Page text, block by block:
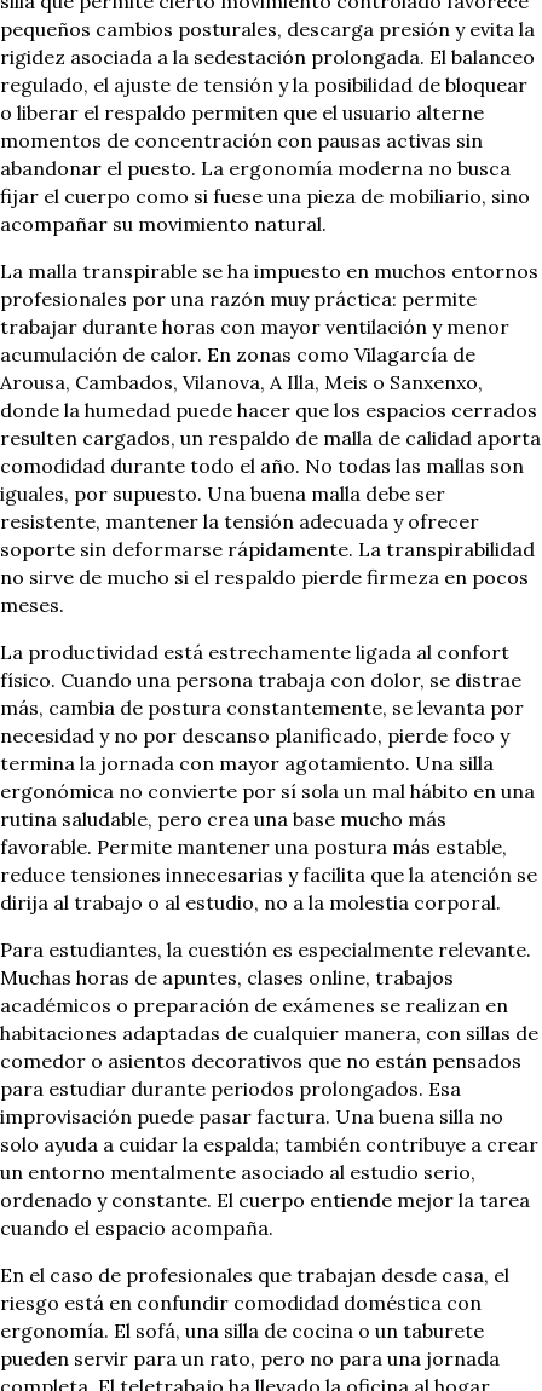
pequeños cambios posturales, descarga presión y evita la
rigidez asociada a la sedestación prolongada. El balanceo
regulado, el ajuste de tensión y la posibilidad de bloquear
o liberar el respaldo permiten que el usuario alterne
momentos de concentración con pausas activas sin
abandonar el puesto. La ergonomía moderna no busca
fijar el cuerpo como si fuese una pieza de mobiliario, sino
acompañar su movimiento natural.
La malla transpirable se ha impuesto en muchos entornos
profesionales por una razón muy práctica: permite
trabajar durante horas con mayor ventilación y menor
acumulación de calor. En zonas como Vilagarcía de
Arousa, Cambados, Vilanova, A Illa, Meis o Sanxenxo,
donde la humedad puede hacer que los espacios cerrados
resulten cargados, un respaldo de malla de calidad aporta
comodidad durante todo el año. No todas las mallas son
iguales, por supuesto. Una buena malla debe ser
resistente, mantener la tensión adecuada y ofrecer
soporte sin deformarse rápidamente. La transpirabilidad
no sirve de mucho si el respaldo pierde firmeza en pocos
meses.
La productividad está estrechamente ligada al confort
físico. Cuando una persona trabaja con dolor, se distrae
más, cambia de postura constantemente, se levanta por
necesidad y no por descanso planificado, pierde foco y
termina la jornada con mayor agotamiento. Una silla
ergonómica no convierte por sí sola un mal hábito en una
rutina saludable, pero crea una base mucho más
favorable. Permite mantener una postura más estable,
reduce tensiones innecesarias y facilita que la atención se
dirija al trabajo o al estudio, no a la molestia corporal.
Para estudiantes, la cuestión es especialmente relevante.
Muchas horas de apuntes, clases online, trabajos
académicos o preparación de exámenes se realizan en
habitaciones adaptadas de cualquier manera, con sillas de
comedor o asientos decorativos que no están pensados
para estudiar durante periodos prolongados. Esa
improvisación puede pasar factura. Una buena silla no
solo ayuda a cuidar la espalda; también contribuye a crear
un entorno mentalmente asociado al estudio serio,
ordenado y constante. El cuerpo entiende mejor la tarea
cuando el espacio acompaña.
En el caso de profesionales que trabajan desde casa, el
riesgo está en confundir comodidad doméstica con
ergonomía. El sofá, una silla de cocina o un taburete
pueden servir para un rato, pero no para una jornada
completa. El teletrabajo ha llevado la oficina al hogar,